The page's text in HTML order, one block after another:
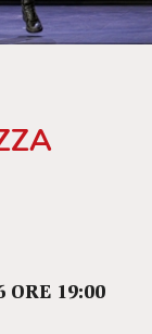
ORE 19:00